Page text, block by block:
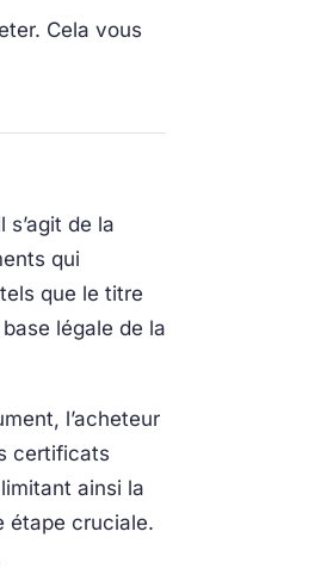
Cela vous
de la
qui
que le titre
légale de la
l’acheteur
certificats
ainsi la
étape cruciale.